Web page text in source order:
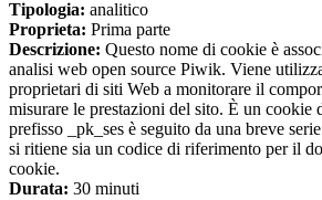
Tipologia: analitico
Proprieta: Prima parte
Descrizione: Questo nome di cookie è
analisi web open source Piwik. Viene
proprietari di siti Web a monitorare il
misurare le prestazioni del sito. È un cookie
prefisso _pk_ses è seguito da una breve
si ritiene sia un codice di riferimento per il
cookie.
Durata: 30 minuti